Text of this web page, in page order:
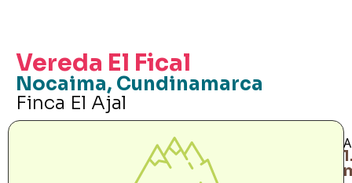
Vereda El Fical
Nocaima, Cundinamarca
Finca El Ajal